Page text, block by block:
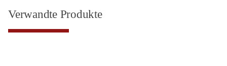
Verwandte Produkte